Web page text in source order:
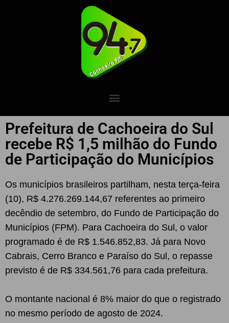
Prefeitura de Cachoeira do Sul
recebe R$ 1,5 milhão do Fundo
de Participação do Municípios
Os municípios brasileiros partilham, nesta terça-feira
(10), R$ 4.276.269.144,67 referentes ao primeiro
decêndio de setembro, do Fundo de Participação do
Municípios (FPM). Para Cachoeira do Sul, o valor
programado é de R$ 1.546.852,83. Já para Novo
Cabrais, Cerro Branco e Paraíso do Sul, o repasse
previsto é de R$ 334.561,76 para cada prefeitura.
O montante nacional é 8% maior do que o registrado
no mesmo período de agosto de 2024.